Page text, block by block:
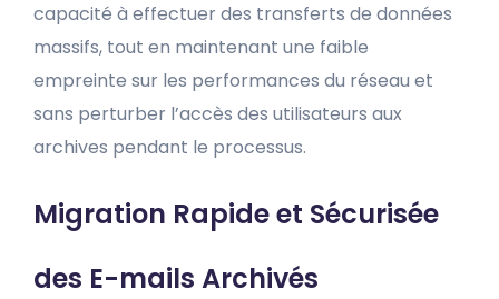
capacité à effectuer des transferts de données
massifs, tout en maintenant une faible
empreinte sur les performances du réseau et
sans perturber l’accès des utilisateurs aux
archives pendant le processus.
Migration Rapide et Sécurisée
des E-mails Archivés